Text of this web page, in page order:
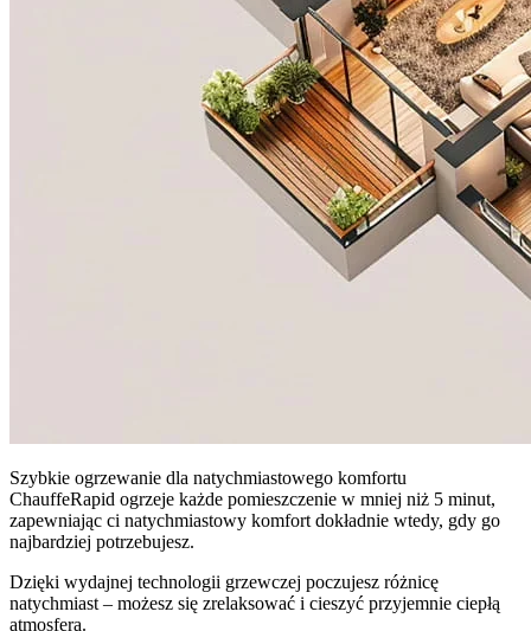
Szybkie ogrzewanie dla natychmiastowego komfortu
ChauffeRapid ogrzeje każde pomieszczenie w mniej niż 5 minut,
zapewniając ci natychmiastowy komfort dokładnie wtedy, gdy go
najbardziej potrzebujesz.
Dzięki wydajnej technologii grzewczej poczujesz różnicę
natychmiast – możesz się zrelaksować i cieszyć przyjemnie ciepłą
atmosferą.